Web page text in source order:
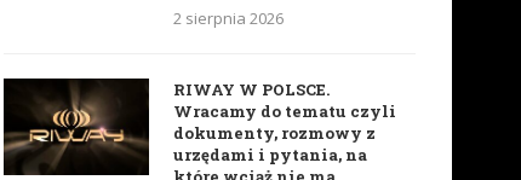
2 sierpnia 2026
RIWAY W POLSCE.
Wracamy do tematu czyli
dokumenty, rozmowy z
urzędami i pytania, na